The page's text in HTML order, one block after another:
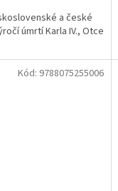
a české
úmrtí Karla IV., Otce
Kód: 9788075255006